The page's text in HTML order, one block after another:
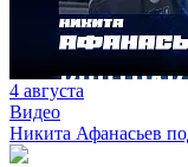
4 августа
Видео
Никита Афанасьев